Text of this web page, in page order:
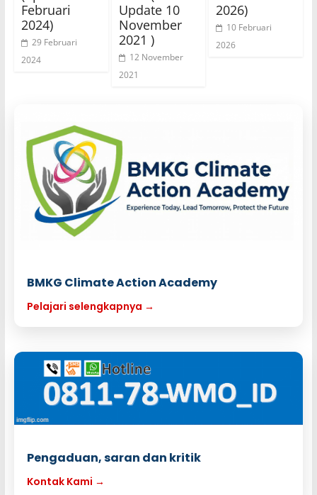
Februari
2024)
29 Februari
2024
Update 10
November
2021 )
12 November
2021
2026)
10 Februari
2026
BMKG Climate Action Academy
Pelajari selengkapnya →
Pengaduan, saran dan kritik
Kontak Kami →